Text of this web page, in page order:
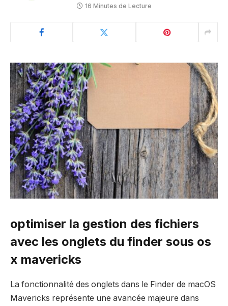
16 Minutes de Lecture
optimiser la gestion des fichiers
avec les onglets du finder sous os
x mavericks
La fonctionnalité des onglets dans le Finder de macOS
Mavericks représente une avancée majeure dans